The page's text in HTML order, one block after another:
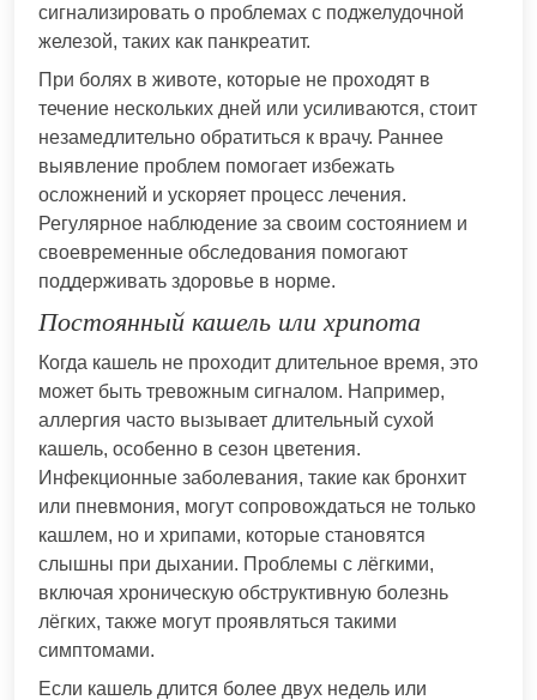
сигнализировать о проблемах с поджелудочной
железой, таких как панкреатит.
При болях в животе, которые не проходят в
течение нескольких дней или усиливаются, стоит
незамедлительно обратиться к врачу. Раннее
выявление проблем помогает избежать
осложнений и ускоряет процесс лечения.
Регулярное наблюдение за своим состоянием и
своевременные обследования помогают
поддерживать здоровье в норме.
Постоянный кашель или хрипота
Когда кашель не проходит длительное время, это
может быть тревожным сигналом. Например,
аллергия часто вызывает длительный сухой
кашель, особенно в сезон цветения.
Инфекционные заболевания, такие как бронхит
или пневмония, могут сопровождаться не только
кашлем, но и хрипами, которые становятся
слышны при дыхании. Проблемы с лёгкими,
включая хроническую обструктивную болезнь
лёгких, также могут проявляться такими
симптомами.
Если кашель длится более двух недель или